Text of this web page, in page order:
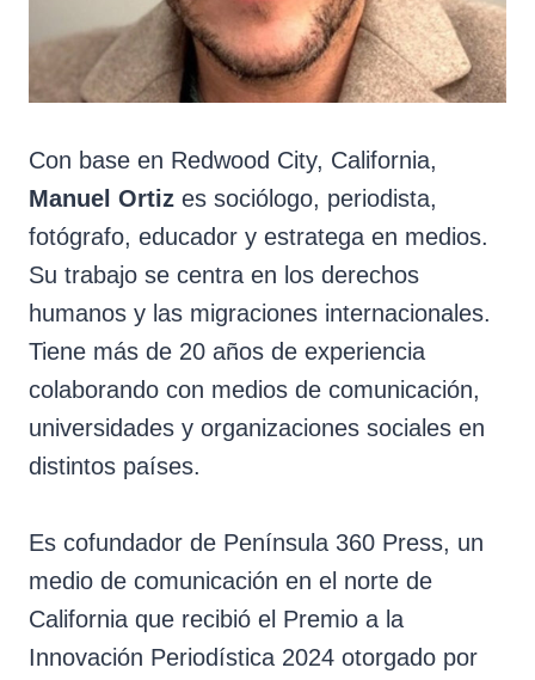
Con base en Redwood City, California,
Manuel Ortiz es sociólogo, periodista,
fotógrafo, educador y estratega en medios.
Su trabajo se centra en los derechos
humanos y las migraciones internacionales.
Tiene más de 20 años de experiencia
colaborando con medios de comunicación,
universidades y organizaciones sociales en
distintos países.
Es cofundador de Península 360 Press, un
medio de comunicación en el norte de
California que recibió el Premio a la
Innovación Periodística 2024 otorgado por